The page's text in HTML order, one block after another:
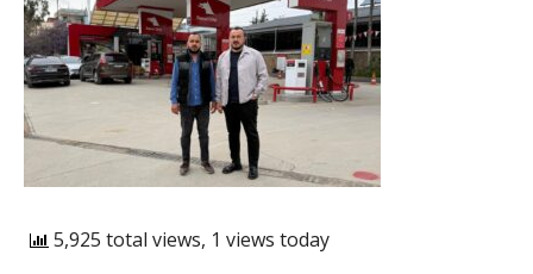
5,925 total views, 1 views today